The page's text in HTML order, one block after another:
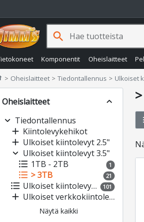
Komponentit Oheislaitteet
search
Jimms.fi
Oheislaitteet Tiedontallennus Ulkoiset
Oheislaitteet
expand_less
expand_more Tiedontallennus
add Kiintolevykehikot
add Ulkoiset kiintolevyt 2.5"
expand_more Ulkoiset kiintolevyt 3.5"
format_list_bulleted 1TB - 2TB 1
format_list_bulleted > 3TB 21
format_list_bulleted Ulkoiset kiintolevyt SSD 101
add Ulkoiset verkkokiintolevyt (NAS)
Näytä kaikki